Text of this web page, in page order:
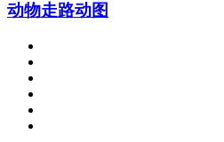
动物走路动图